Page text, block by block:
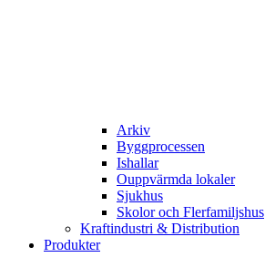
Arkiv
Byggprocessen
Ishallar
Ouppvärmda lokaler
Sjukhus
Skolor och Flerfamiljshus
Kraftindustri & Distribution
Produkter